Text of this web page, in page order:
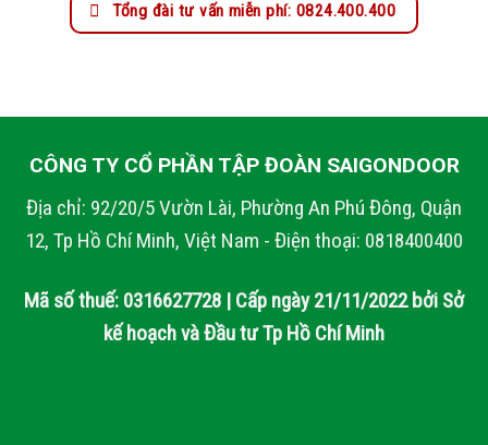
Tổng đài tư vấn miễn phí: 0824.400.400
CÔNG TY CỔ PHẦN TẬP ĐOÀN SAIGONDOOR
Địa chỉ: 92/20/5 Vườn Lài, Phường An Phú Đông, Quận
12, Tp Hồ Chí Minh, Việt Nam - Điện thoại: 0818400400
Mã số thuế: 0316627728 | Cấp ngày 21/11/2022 bởi Sở
kế hoạch và Đầu tư Tp Hồ Chí Minh